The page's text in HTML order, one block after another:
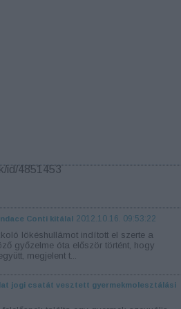
id/4851453
Conti kitálal 2012.10.16. 09:53:22
lökéshullámot indított el szerte a
győzelme óta először történt, hogy
megjelent t...
jogi csatát vesztett gyermekmolesztálási